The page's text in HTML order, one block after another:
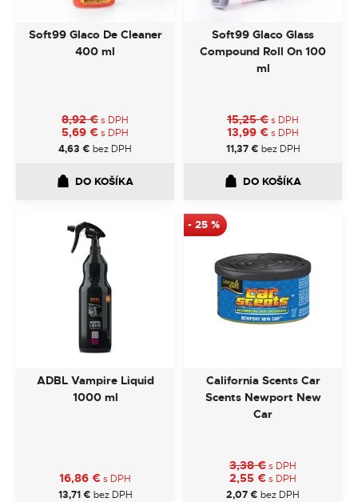
Soft99 Glaco De Cleaner
400 ml
8,92€s DPH
5,69 €s DPH
4,63 € bez DPH
DO KOŠÍKA
Soft99 Glaco Glass
Compound Roll On 100
ml
15,25€s DPH
13,99 €s DPH
11,37€ bez DPH
DO KOŠÍKA
ADBL Vampire Liquid
1000 ml
16,86 €s DPH
13,71€ bez DPH
- 25 %
California Scents Car
Scents Newport New
Car
3,38€s DPH
2,55 €s DPH
2,07€ bez DPH